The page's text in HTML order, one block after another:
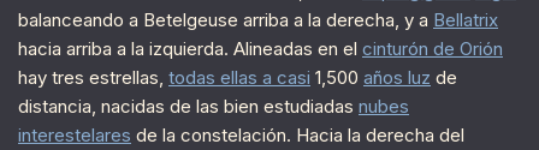
balanceando a Betelgeuse arriba a la derecha, y a Bellatrix
hacia arriba a la izquierda. Alineadas en el cinturón de Orión
hay tres estrellas, todas ellas a casi 1,500 años luz de
distancia, nacidas de las bien estudiadas nubes
interestelares de la constelación. Hacia la derecha del